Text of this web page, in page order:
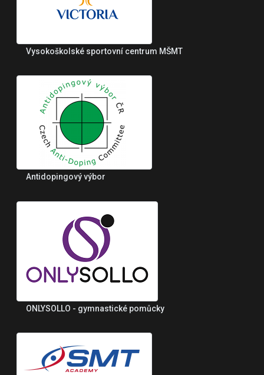
Vysokoškolské sportovní centrum MŠMT
Antidopingový výbor
ONLYSOLLO - gymnastické pomůcky